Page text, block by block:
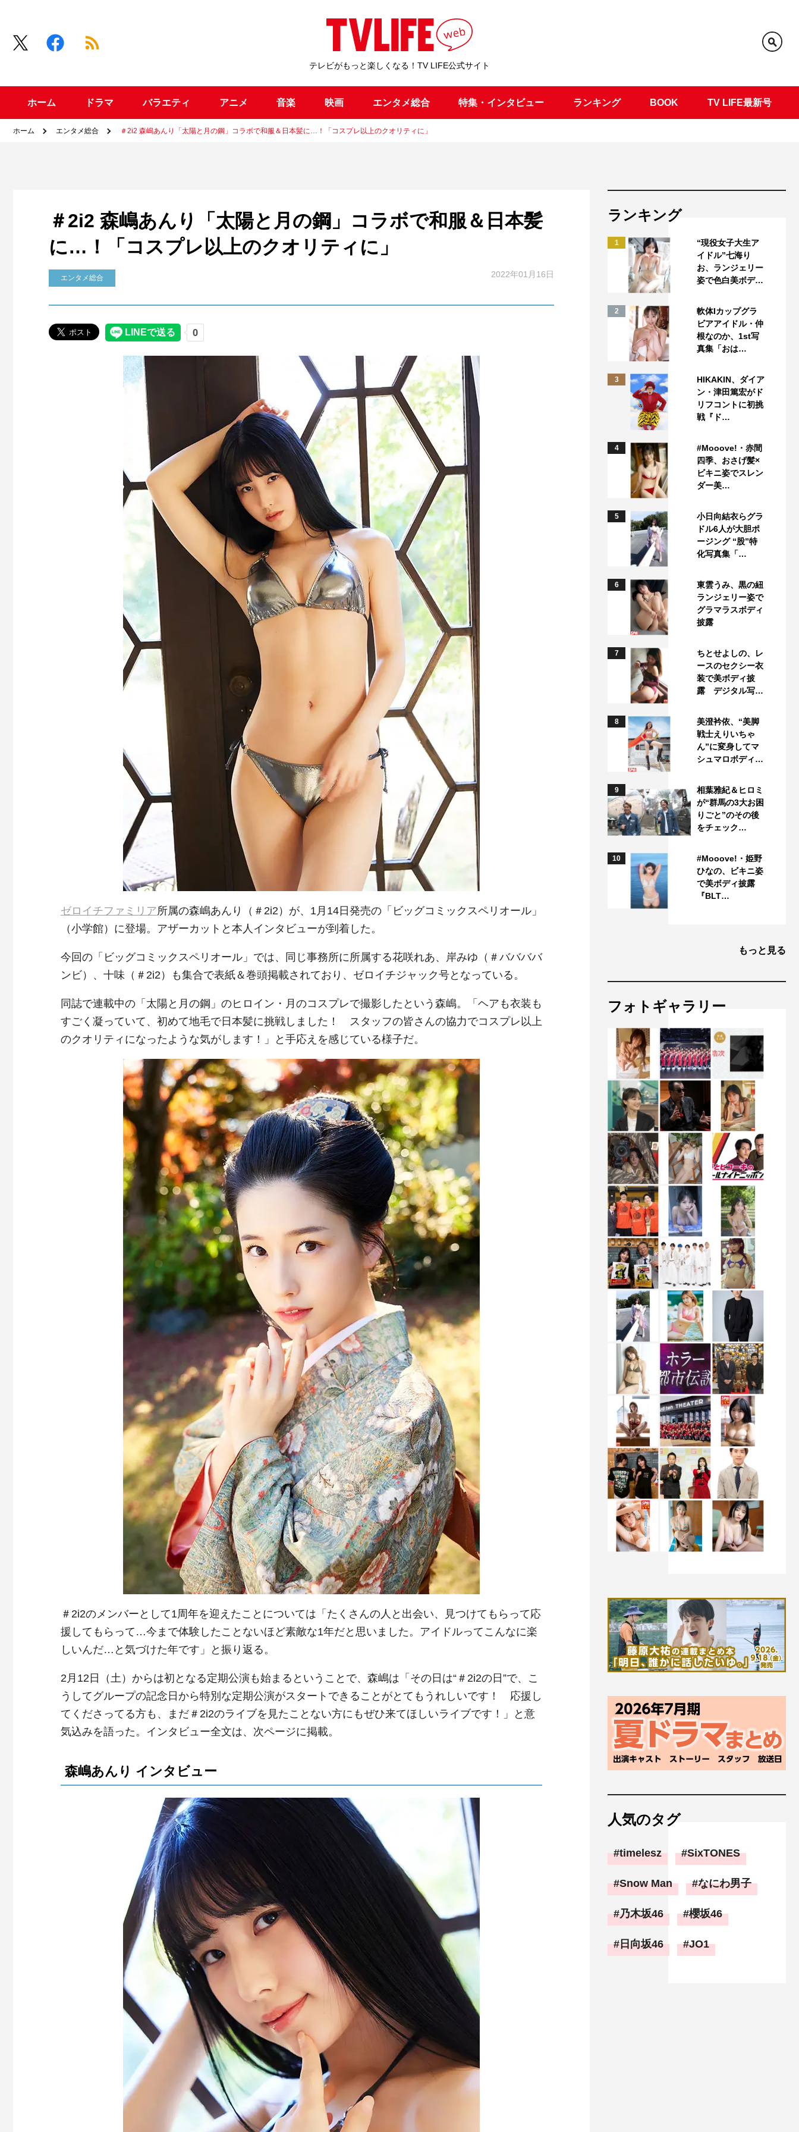
テレビがもっと楽しくなる！TV LIFE公式サイト
ホーム ドラマ バラエティ アニメ 音楽 映画 エンタメ総合 特集・インタビュー ランキング BOOK TV LIFE最新号
ホーム エンタメ総合 ＃2i2 森嶋あんり「太陽と月の鋼」コラボで和服＆日本髪に…！「コスプレ以上のクオリティに」
＃2i2 森嶋あんり「太陽と月の鋼」コラボで和服＆日本髪
に…！「コスプレ以上のクオリティに」
エンタメ総合 2022年01月16日
ゼロイチファミリア所属の森嶋あんり（＃2i2）が、1月14日発売の「ビッグコミックスペリオール」
（小学館）に登場。アザーカットと本人インタビューが到着した。
今回の「ビッグコミックスペリオール」では、同じ事務所に所属する花咲れあ、岸みゆ（＃ババババ
ンビ）、十味（＃2i2）も集合で表紙＆巻頭掲載されており、ゼロイチジャック号となっている。
同誌で連載中の「太陽と月の鋼」のヒロイン・月のコスプレで撮影したという森嶋。「ヘアも衣装も
すごく凝っていて、初めて地毛で日本髪に挑戦しました！ スタッフの皆さんの協力でコスプレ以上
のクオリティになったような気がします！」と手応えを感じている様子だ。
＃2i2のメンバーとして1周年を迎えたことについては「たくさんの人と出会い、見つけてもらって応
援してもらって…今まで体験したことないほど素敵な1年だと思いました。アイドルってこんなに楽
しいんだ…と気づけた年です」と振り返る。
2月12日（土）からは初となる定期公演も始まるということで、森嶋は「その日は“＃2i2の日”で、こ
うしてグループの記念日から特別な定期公演がスタートできることがとてもうれしいです！ 応援し
てくださってる方も、まだ＃2i2のライブを見たことない方にもぜひ来てほしいライブです！」と意
気込みを語った。インタビュー全文は、次ページに掲載。
森嶋あんり インタビュー
ランキング
1
“現役女子大生ア
イドル”七海り
お、ランジェリー
姿で色白美ボデ…
2
軟体Iカップグラ
ビアアイドル・仲
根なのか、1st写
真集「おは…
3
HIKAKIN、ダイア
ン・津田篤宏がド
リフコントに初挑
戦『ド…
4
#Mooove!・赤間
四季、おさげ髪×
ビキニ姿でスレン
ダー美…
5
小日向結衣らグラ
ドル6人が大胆ポ
ージング “股”特
化写真集「…
6
東雲うみ、黒の紐
ランジェリー姿で
グラマラスボディ
披露
7
ちとせよしの、レ
ースのセクシー衣
装で美ボディ披
露 デジタル写…
8
美澄衿依、“美脚
戦士えりいちゃ
ん”に変身してマ
シュマロボディ…
9
相葉雅紀＆ヒロミ
が“群馬の3大お困
りごと”のその後
をチェック…
10
#Mooove!・姫野
ひなの、ビキニ姿
で美ボディ披露
『BLT…
もっと見る
フォトギャラリー
人気のタグ
timelesz SixTONES
Snow Man なにわ男子
乃木坂46 櫻坂46
日向坂46 JO1